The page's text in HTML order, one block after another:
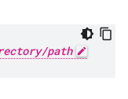
path